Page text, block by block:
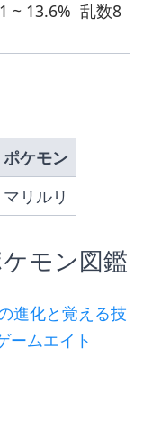
~ 13.6%  乱数8
ポケモン
マリルリ
モン図鑑
進化と覚える技
ームエイト